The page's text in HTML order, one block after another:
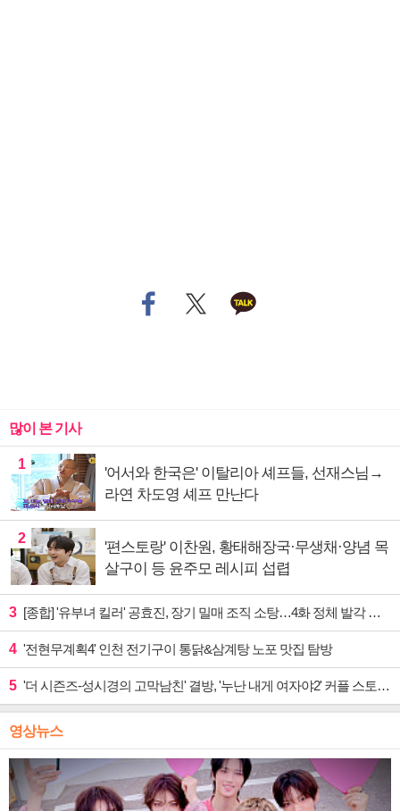
많이 본 기사
1
'어서와 한국은' 이탈리아 셰프들, 선재스님→
라연 차도영 셰프 만난다
2
'편스토랑' 이찬원, 황태해장국·무생채·양념 목
살구이 등 윤주모 레시피 섭렵
3 [종합] '유부녀 킬러' 공효진, 장기 밀매 조직 소탕…4화 정체 발각 위기 예고
4 '전현무계획4' 인천 전기구이 통닭&삼계탕 노포 맛집 탐방
5 '더 시즌즈-성시경의 고막남친' 결방, '누난 내게 여자야2' 커플 스토리 편성
영상뉴스